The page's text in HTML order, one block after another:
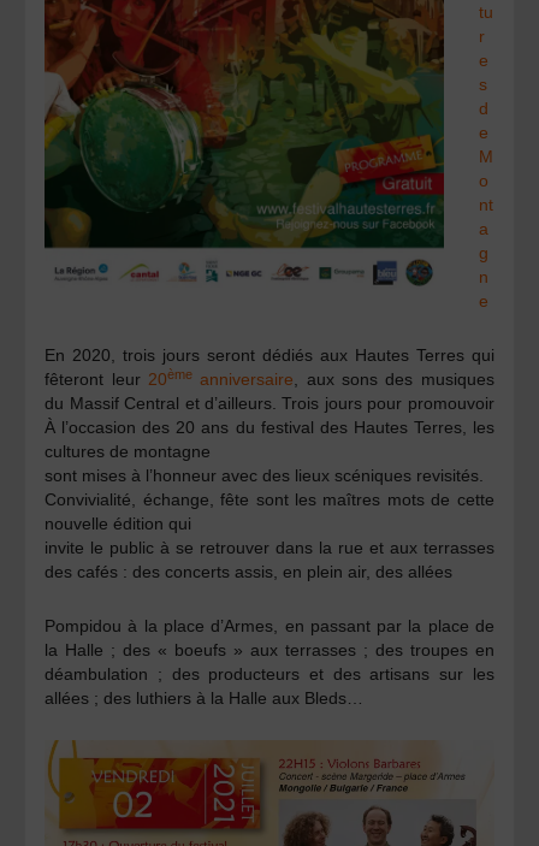
tu
r
e
s
d
e
M
o
nt
a
g
n
e
En 2020, trois jours seront dédiés aux Hautes Terres qui
fêteront leur 20èmeanniversaire , aux sons des musiques
du Massif Central et d’ailleurs. Trois jours pour promouvoir
À l’occasion des 20 ans du festival des Hautes Terres, les
cultures de montagne
sont mises à l’honneur avec des lieux scéniques revisités.
Convivialité, échange, fête sont les maîtres mots de cette
nouvelle édition qui
invite le public à se retrouver dans la rue et aux terrasses
des cafés : des concerts assis, en plein air, des allées
Pompidou à la place d’Armes, en passant par la place de
la Halle ; des « boeufs » aux terrasses ; des troupes en
déambulation ; des producteurs et des artisans sur les
allées ; des luthiers à la Halle aux Bleds…